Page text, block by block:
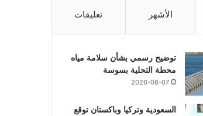
الأشهر تعليقات
توضيح رسمي بشأن سلامة مياه
محطة التحلية بسوسة
2026-08-07
السعودية وتركيا وباكستان توقع